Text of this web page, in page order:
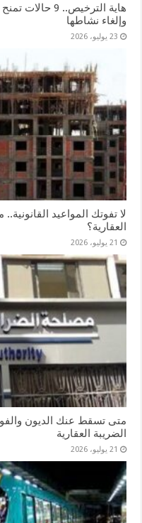
هاية
وإلغاء نشاطها
23 يوليو، 2026
لا تفوتك المواعيد
العقارية؟
21 يوليو، 2026
الضريبة العقارية
21 يوليو، 2026